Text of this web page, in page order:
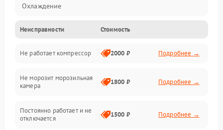
Охлаждение
Механика
Электропитание
Дренаж
Неисправности Стоимость
Не работает компрессор 2000 ₽ Подробнее →
Не морозит морозильная
камера
1800 ₽ Подробнее →
Постоянно работает и не
отключается
1500 ₽ Подробнее →